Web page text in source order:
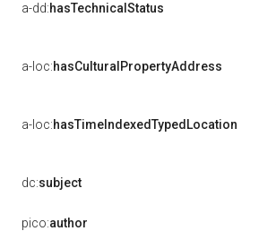
a-dd:hasTechnicalStatus
a-loc:hasCulturalPropertyAddress
a-loc:hasTimeIndexedTypedLocation
dc:subject
pico:author